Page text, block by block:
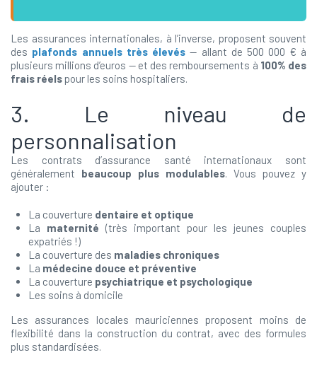
Les assurances internationales, à l’inverse, proposent souvent
des plafonds annuels très élevés — allant de 500 000 € à
plusieurs millions d’euros — et des remboursements à 100% des
frais réels pour les soins hospitaliers.
3. Le niveau de
personnalisation
Les contrats d’assurance santé internationaux sont
généralement beaucoup plus modulables. Vous pouvez y
ajouter :
La couverture dentaire et optique
La maternité (très important pour les jeunes couples
expatriés !)
La couverture des maladies chroniques
La médecine douce et préventive
La couverture psychiatrique et psychologique
Les soins à domicile
Les assurances locales mauriciennes proposent moins de
flexibilité dans la construction du contrat, avec des formules
plus standardisées.